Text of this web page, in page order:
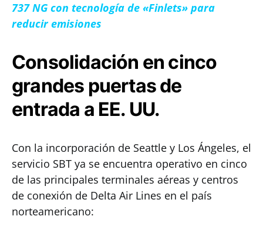
737 NG con tecnología de «Finlets» para
reducir emisiones
Consolidación en cinco
grandes puertas de
entrada a EE. UU.
Con la incorporación de Seattle y Los Ángeles, el
servicio SBT ya se encuentra operativo en cinco
de las principales terminales aéreas y centros
de conexión de Delta Air Lines en el país
norteamericano: